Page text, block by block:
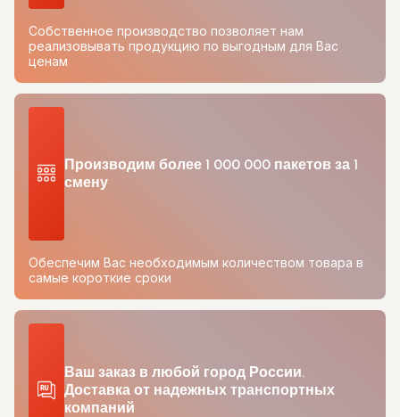
Собственное производство позволяет нам
реализовывать продукцию по выгодным для Вас
ценам
Производим более 1 000 000 пакетов за 1
смену
Обеспечим Вас необходимым количеством товара в
самые короткие сроки
Ваш заказ в любой город России.
Доставка от надежных транспортных
компаний